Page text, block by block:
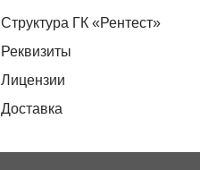
Структура ГК «Рентест»
Реквизиты
Лицензии
Доставка